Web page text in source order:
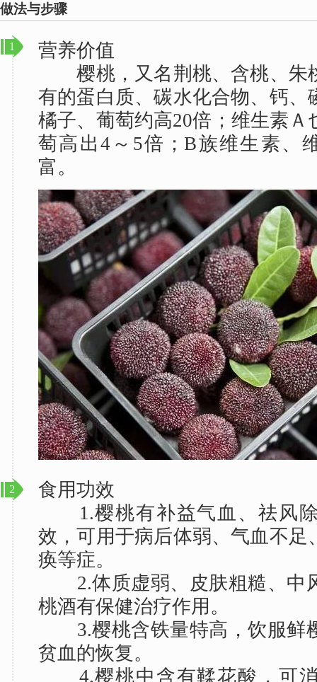
做法与步骤
1
营养价值
樱桃，又名荆桃、含桃、朱
有的蛋白质、碳水化合物、钙、
橘子、葡萄约高20倍；维生素Ａ
萄高出4～5倍；B族维生素、
富。
2
食用功效
1.樱桃有补益气血、祛风除
效，可用于病后体弱、气血不足
痪等症。
2.体质虚弱、皮肤粗糙、中
桃酒有保健治疗作用。
3.樱桃含铁量特高，饮服鲜
贫血的恢复。
4.樱桃中含有鞣花酸，可消